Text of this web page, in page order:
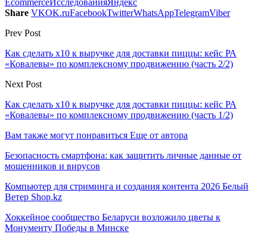
Share VKOK.ruFacebookTwitterWhatsAppTelegramViber
Prev Post
Как сделать х10 к выручке для доставки пиццы: кейс РА
«Ковалевы» по комплексному продвижению (часть 2/2)
Next Post
Как сделать х10 к выручке для доставки пиццы: кейс РА
«Ковалевы» по комплексному продвижению (часть 1/2)
Вам также могут понравиться Еще от автора
Безопасность смартфона: как защитить личные данные от
мошенников и вирусов
Компьютер для стриминга и создания контента 2026 Белый
Ветер Shop.kz
Хоккейное сообщество Беларуси возложило цветы к
Монументу Победы в Минске